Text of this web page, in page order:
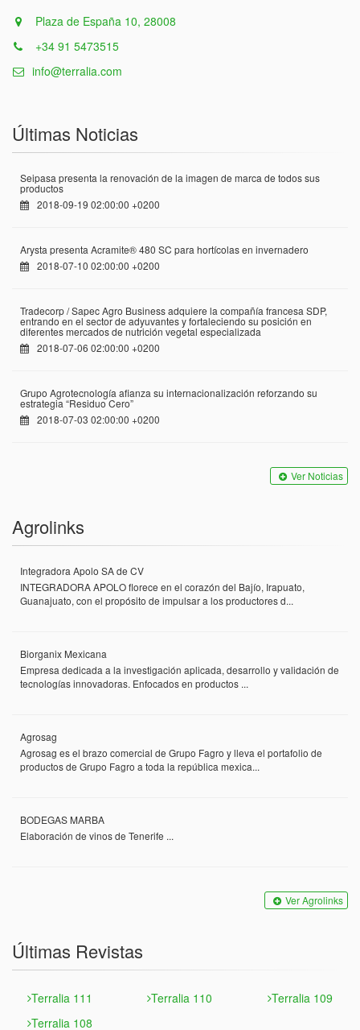
Plaza de España 10, 28008
+34 91 5473515
info@terralia.com
Últimas Noticias
Seipasa presenta la renovación de la imagen de marca de todos sus
productos
2018-09-19 02:00:00 +0200
Arysta presenta Acramite® 480 SC para hortícolas en invernadero
2018-07-10 02:00:00 +0200
Tradecorp / Sapec Agro Business adquiere la compañía francesa SDP,
entrando en el sector de adyuvantes y fortaleciendo su posición en
diferentes mercados de nutrición vegetal especializada
2018-07-06 02:00:00 +0200
Grupo Agrotecnología afianza su internacionalización reforzando su
estrategia “Residuo Cero”
2018-07-03 02:00:00 +0200
Ver Noticias
Agrolinks
Integradora Apolo SA de CV
INTEGRADORA APOLO florece en el corazón del Bajío, Irapuato,
Guanajuato, con el propósito de impulsar a los productores d...
Biorganix Mexicana
Empresa dedicada a la investigación aplicada, desarrollo y validación de
tecnologías innovadoras. Enfocados en productos ...
Agrosag
Agrosag es el brazo comercial de Grupo Fagro y lleva el portafolio de
productos de Grupo Fagro a toda la república mexica...
BODEGAS MARBA
Elaboración de vinos de Tenerife ...
Ver Agrolinks
Últimas Revistas
Terralia 111 Terralia 110
Terralia 109
Terralia 108